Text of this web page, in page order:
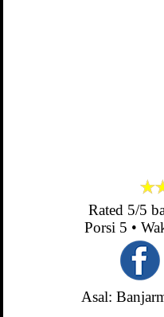
Rated 5/5
Porsi 5 •
Asal: